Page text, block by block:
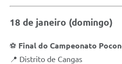
18 de janeiro (domingo)
⚽ Final do Campeonato
📍 Distrito de Cangas